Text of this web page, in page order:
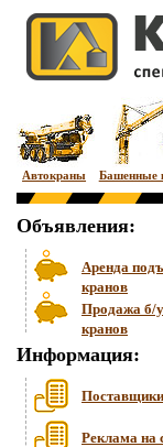
Автокраны Башенные
Объявления:
Аренда
кранов
Продажа б/
кранов
Информация:
Поставщики
Реклама на